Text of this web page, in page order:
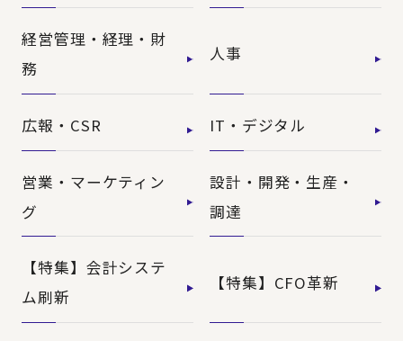
経営管理・経理・財
務
人事
広報・CSR IT・デジタル
営業・マーケティン
グ
設計・開発・生産・
調達
【特集】会計システ
ム刷新
【特集】CFO革新